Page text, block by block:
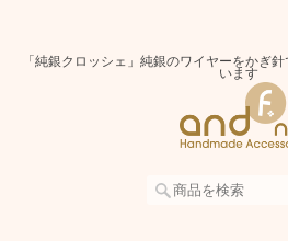
「純銀クロッシェ」純銀のワイヤーをかぎ
います